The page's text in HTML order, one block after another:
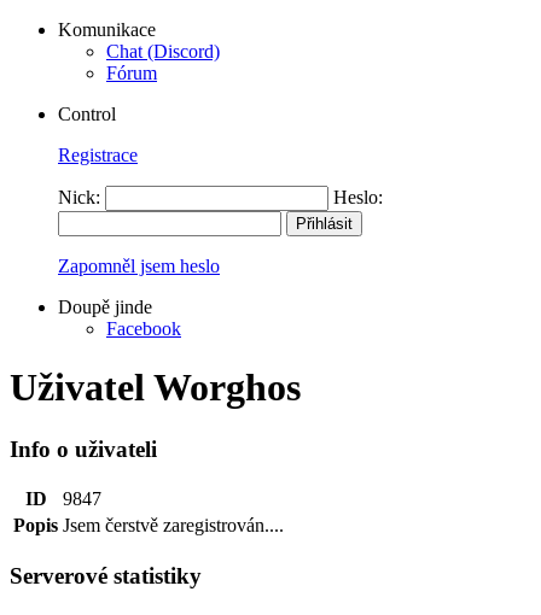
Komunikace
Chat (Discord)
Fórum
Control
Registrace
Nick: Heslo:
Zapomněl jsem heslo
Doupě jinde
Facebook
Uživatel Worghos
Info o uživateli
ID
9847
Popis Jsem čerstvě zaregistrován....
Serverové statistiky